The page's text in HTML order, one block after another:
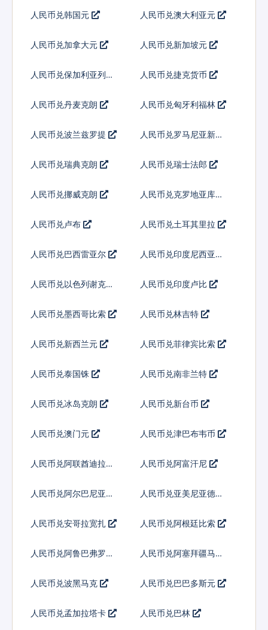
人民币兑韩国元 人民币兑澳大利亚元
人民币兑加拿大元 人民币兑新加坡元
人民币兑保加利亚列弗 人民币兑捷克货币
人民币兑丹麦克朗 人民币兑匈牙利福林
人民币兑波兰兹罗提
人民币兑罗马尼亚新列
人民币兑瑞典克朗 人民币兑瑞士法郎
人民币兑挪威克朗 人民币兑克罗地亚库纳
人民币兑卢布 人民币兑土耳其里拉
人民币兑巴西雷亚尔
人民币兑印度尼西亚卢
人民币兑以色列谢克尔 人民币兑印度卢比
人民币兑墨西哥比索 人民币兑林吉特
人民币兑新西兰元 人民币兑菲律宾比索
人民币兑泰国铢 人民币兑南非兰特
人民币兑冰岛克朗 人民币兑新台币
人民币兑澳门元 人民币兑津巴布韦币
人民币兑阿联酋迪拉姆
人民币兑阿富汗尼
人民币兑阿尔巴尼亚列
人民币兑亚美尼亚德拉
人民币兑安哥拉宽扎 人民币兑阿根廷比索
人民币兑阿鲁巴弗罗林
人民币兑阿塞拜疆马纳
人民币兑波黑马克 人民币兑巴巴多斯元
人民币兑孟加拉塔卡 人民币兑巴林